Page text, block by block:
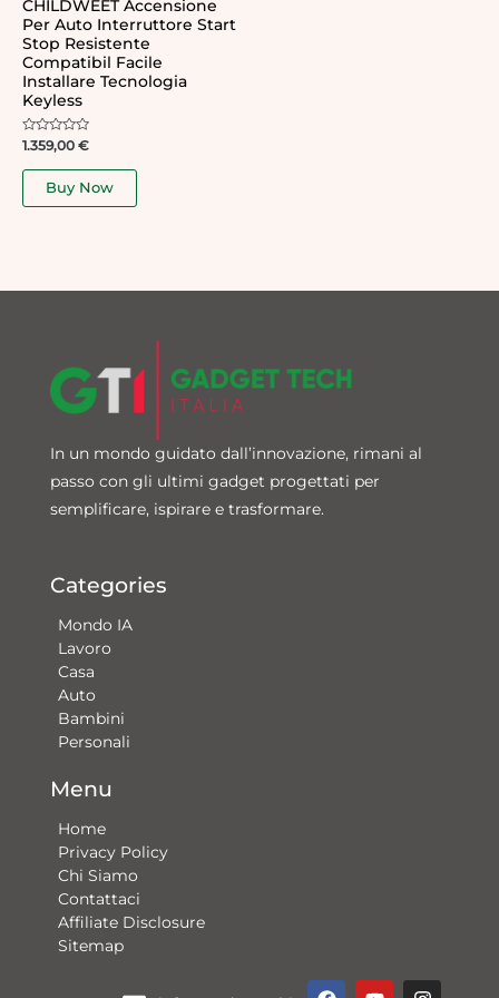
CHILDWEET Accensione
Per Auto Interruttore Start
Stop Resistente
Compatibil Facile
Installare Tecnologia
Keyless
Rated
out
1.359,00 €
Buy Now
In un mondo guidato dall’innovazione, rimani al
passo con gli ultimi gadget progettati per
semplificare, ispirare e trasformare.
Categories
Mondo IA
Lavoro
Casa
Auto
Bambini
Personali
Menu
Home
Privacy Policy
Chi Siamo
Contattaci​
Affiliate Disclosure
Sitemap
F
Y
I
G